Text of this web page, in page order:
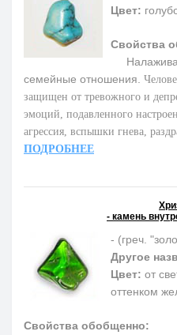
Цвет:
Свойства
семейные отношения.
защищен от тревожного и
эмоций, подавленного
агрессия, вспышки гнева,
ПОДРОБНЕЕ
- камень
- (греч.
Другое
Цвет: от
оттенком
Свойства обобщенно: